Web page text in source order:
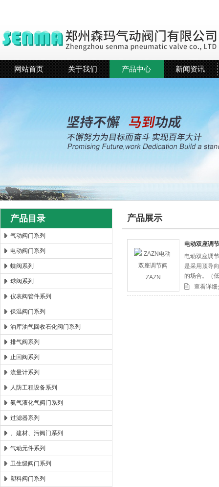
郑州森玛自控阀门有限公司
网站首页 关于我们 产品中心 新闻资讯
产品目录
气动阀门系列
电动阀门系列
蝶阀系列
球阀系列
仪表阀管件系列
保温阀门系列
油库油气回收石化阀门系列
排气阀系列
止回阀系列
流量计系列
人防工程设备系列
氨气液化气阀门系列
过滤器系列
、建材、污阀门系列
气动元件系列
卫生级阀门系列
塑料阀门系列
产品展示
电动双座调
电动双座调
是采用顶导
的场合。（
查看详细